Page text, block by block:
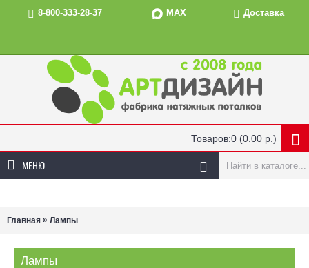
8-800-333-28-37 MAX Доставка
Товаров:0 (0.00 р.)
МЕНЮ
Главная » Лампы
Лампы